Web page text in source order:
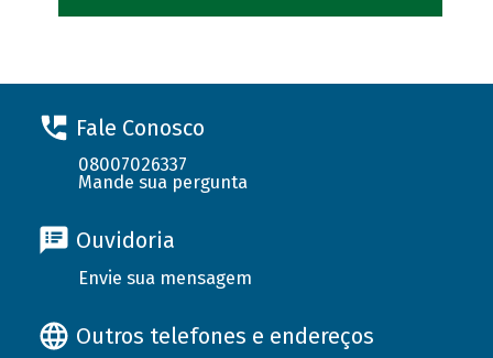
Fale Conosco
08007026337
Mande sua pergunta
Ouvidoria
Envie sua mensagem
Outros telefones e endereços